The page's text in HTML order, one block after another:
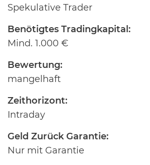
Spekulative Trader
Benötigtes Tradingkapital:
Mind. 1.000 €
Bewertung:
mangelhaft
Zeithorizont:
Intraday
Geld Zurück Garantie:
Nur mit Garantie